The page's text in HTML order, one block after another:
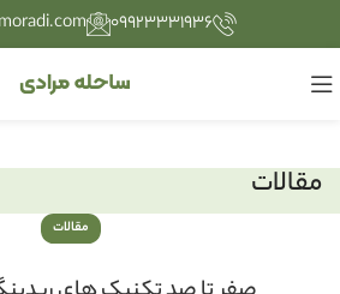
۰۹۹۲۳۳۳۱۹۳۶
مقالات
مقالات